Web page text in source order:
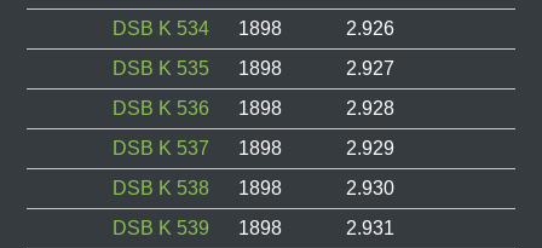
DSB K 534
1898
2.926
DSB K 535
1898
2.927
DSB K 536
1898
2.928
DSB K 537
1898
2.929
DSB K 538
1898
2.930
DSB K 539
1898
2.931